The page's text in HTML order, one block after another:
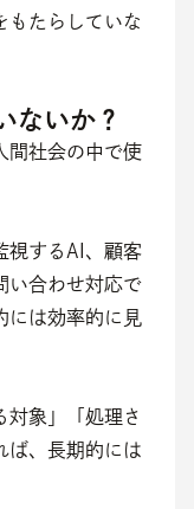
もたらしていな
ないか？
間社会の中で使
視するAI、顧客
い合わせ対応で
には効率的に見
対象」「処理さ
ば、長期的には